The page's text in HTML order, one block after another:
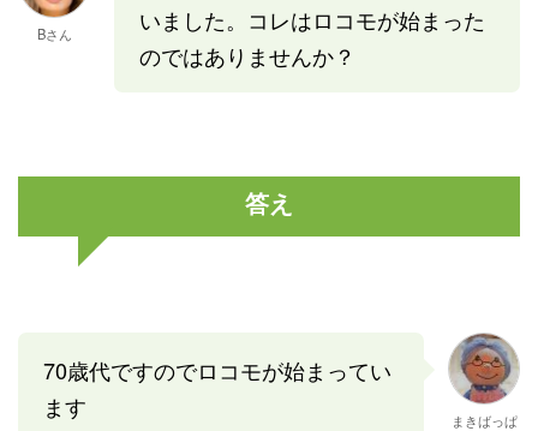
Bさん
いました。コレはロコモが始まった
のではありませんか？
答え
70歳代ですのでロコモが始まってい
ます
まきばっぱ